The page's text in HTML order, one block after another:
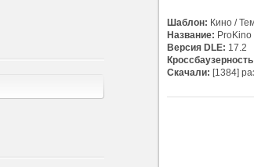
Шаблон: Кино /
Название: ProKino
Версия DLE: 17.2
Скачали: [1384]